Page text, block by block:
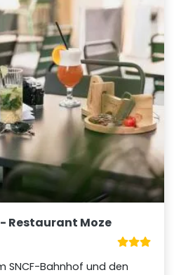
Restaurant Moze
SNCF-Bahnhof und den